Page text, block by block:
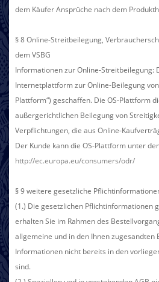
dem Käufer Ansprüche nach dem
§ 8 Online-Streitbeilegung,
dem VSBG
Informationen zur Online-Streitbeilegung:
Internetplattform zur Online-Beilegung
Plattform“) geschaffen. Die OS-Plattform
außergerichtlichen Beilegung von
Verpflichtungen, die aus Online-
Der Kunde kann die OS-Plattform unter
http://ec.europa.eu/consumers/odr/
§ 9 weitere gesetzliche
(1.) Die gesetzlichen Pflichtinformationen
erhalten Sie im Rahmen des
allgemeine und in den Ihnen zugesandten
Informationen nicht bereits in den
sind.